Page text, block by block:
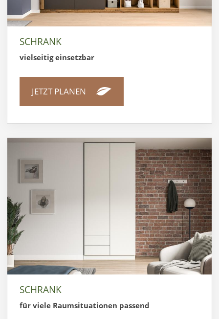
SCHRANK
vielseitig einsetzbar
JETZT PLANEN
SCHRANK
für viele Raumsituationen passend